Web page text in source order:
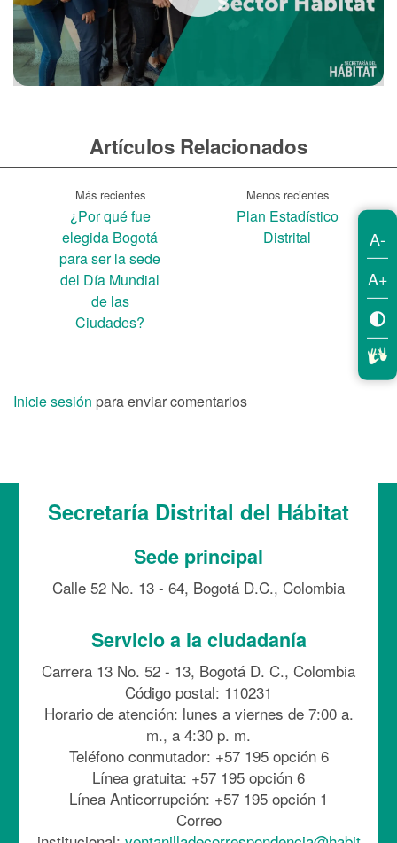
Artículos Relacionados
Más recientes
¿Por qué fue
elegida Bogotá
para ser la sede
del Día Mundial
de las
Ciudades?
Menos recientes
Plan Estadístico
Distrital
Inicie sesión para enviar comentarios
Secretaría Distrital del Hábitat
Sede principal
Calle 52 No. 13 - 64, Bogotá D.C., Colombia
Servicio a la ciudadanía
Carrera 13 No. 52 - 13, Bogotá D. C., Colombia
Código postal: 110231
Horario de atención: lunes a viernes de 7:00 a.
m., a 4:30 p. m.
Teléfono conmutador: +57 195 opción 6
Línea gratuita: +57 195 opción 6
Línea Anticorrupción: +57 195 opción 1
Correo
A-
A+